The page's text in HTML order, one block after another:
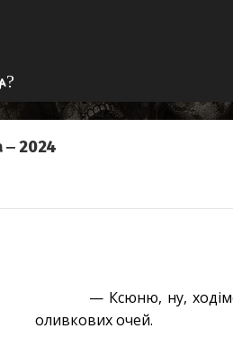
‒ 2024
— Ксюню, ну,
оливкових очей.